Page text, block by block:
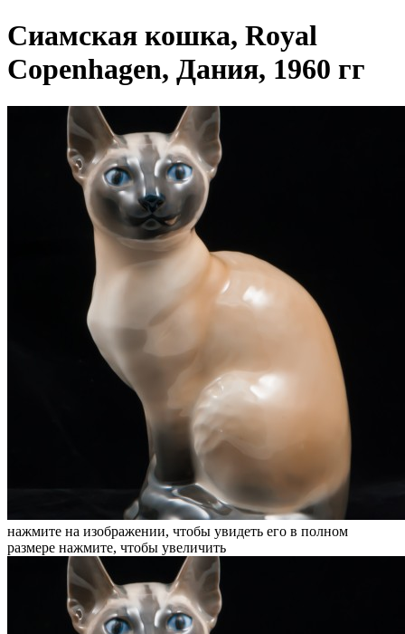
Сиамская кошка, Royal
Copenhagen, Дания, 1960 гг
нажмите на изображении, чтобы увидеть его в полном
размере нажмите, чтобы увеличить